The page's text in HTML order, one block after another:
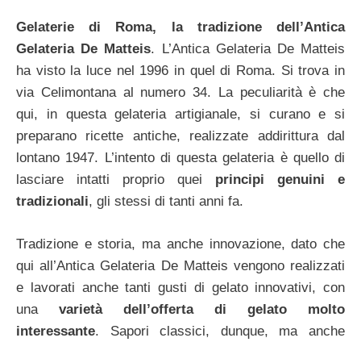
Gelaterie di Roma, la tradizione dell’Antica
Gelateria De Matteis. L’Antica Gelateria De Matteis
ha visto la luce nel 1996 in quel di Roma. Si trova in
via Celimontana al numero 34. La peculiarità è che
qui, in questa gelateria artigianale, si curano e si
preparano ricette antiche, realizzate addirittura dal
lontano 1947. L’intento di questa gelateria è quello di
lasciare intatti proprio quei principi genuini e
tradizionali, gli stessi di tanti anni fa.
Tradizione e storia, ma anche innovazione, dato che
qui all’Antica Gelateria De Matteis vengono realizzati
e lavorati anche tanti gusti di gelato innovativi, con
una varietà dell’offerta di gelato molto
interessante. Sapori classici, dunque, ma anche